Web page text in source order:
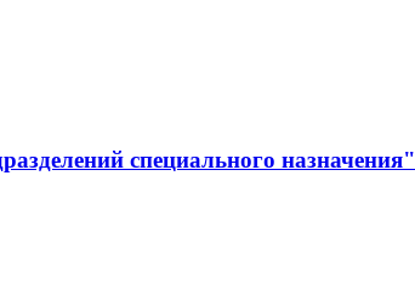
специального назначения"